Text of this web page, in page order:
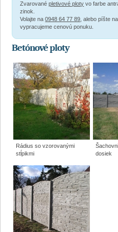
Zvarovanépletivové ploty vo farbe
zinok.
Volajte na0948 64 77 89 , alebo píšte
vypracujeme cenovú ponuku.
Betónové ploty
Rádius so vzorovanými
stĺpikmi
dosiek